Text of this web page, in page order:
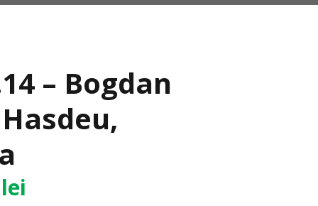
– Bogdan
lei